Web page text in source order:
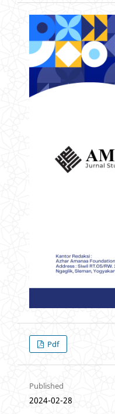
Pdf
Published
2024-02-28